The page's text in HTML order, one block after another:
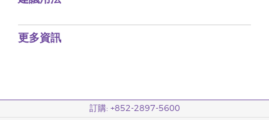
更多資訊
訂購: +852-2897-5600